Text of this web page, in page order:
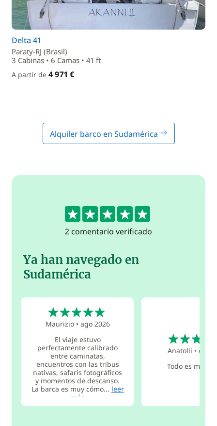
Delta 41
Paraty-RJ (Brasil)
3 Cabinas • 6 Camas • 41 ft
A partir de 4 971 €
Alquiler barco en Sudamérica
5
2 comentario verificado
Ya han navegado en
Sudamérica
Maurizio• ago 2026
El viaje estuvo
perfectamente calibrado
entre caminatas,
encuentros con las tribus
nativas, safaris fotográficos
y momentos de descanso.
La barca es muy cómo... leer
más
Anatolii • ene
Todo es muy